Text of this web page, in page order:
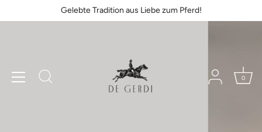
to
Gelebte Tradition aus Liebe zum Pferd!
0